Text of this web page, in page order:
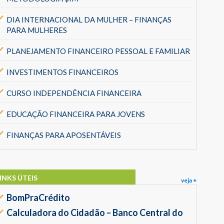
DIA INTERNACIONAL DA MULHER – FINANÇAS
PARA MULHERES
PLANEJAMENTO FINANCEIRO PESSOAL E FAMILIAR
INVESTIMENTOS FINANCEIROS
CURSO INDEPENDÊNCIA FINANCEIRA
EDUCAÇÃO FINANCEIRA PARA JOVENS
FINANÇAS PARA APOSENTÁVEIS
veja +
ÚTEIS
BomPraCrédito
Calculadora do Cidadão – Banco Central do